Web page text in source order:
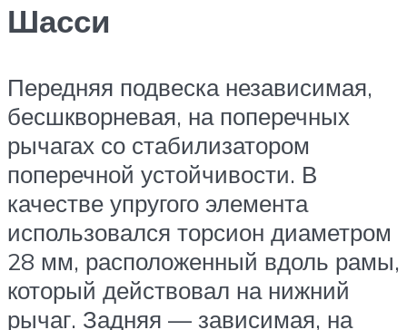
Шасси
Передняя подвеска независимая,
бесшкворневая, на поперечных
рычагах со стабилизатором
поперечной устойчивости. В
качестве упругого элемента
использовался торсион диаметром
28 мм, расположенный вдоль рамы,
который действовал на нижний
рычаг. Задняя — зависимая, на